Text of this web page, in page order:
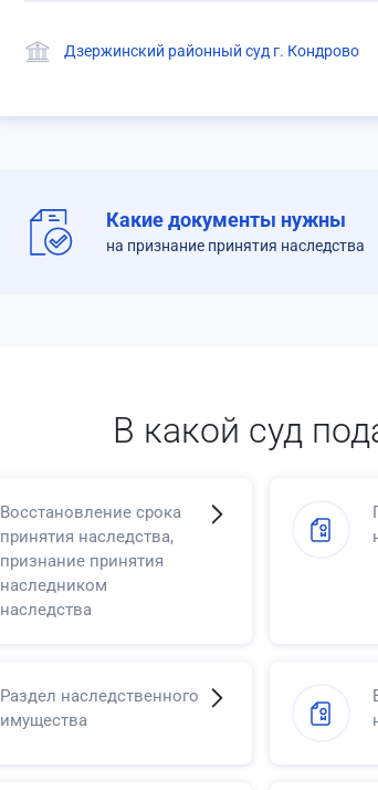
Дзержинский районный суд г. Кондрово
Какие документы нужны
на признание принятия наследства
В какой суд
Восстановление срока
принятия наследства,
признание принятия
наследником
наследства
Раздел наследственного
имущества